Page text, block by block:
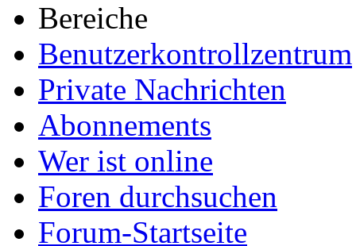
Bereiche
Benutzerkontrollzentrum
Private Nachrichten
Abonnements
Wer ist online
Foren durchsuchen
Forum-Startseite